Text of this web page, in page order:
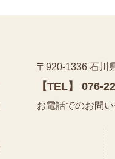
公益財団法人 石川県埋
〒920-1336 石川
【TEL】 076-
お電話でのお問